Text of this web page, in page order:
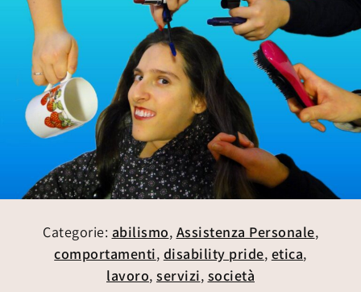
Categorie: abilismo, Assistenza Personale,
comportamenti, disability pride, etica,
lavoro, servizi, società